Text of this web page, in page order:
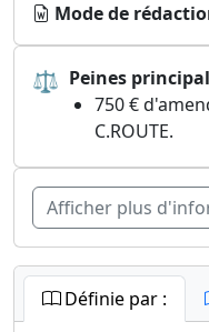
Mode de
⚖ Peines
750 €
C.ROUTE.
Afficher plus
Définie par :